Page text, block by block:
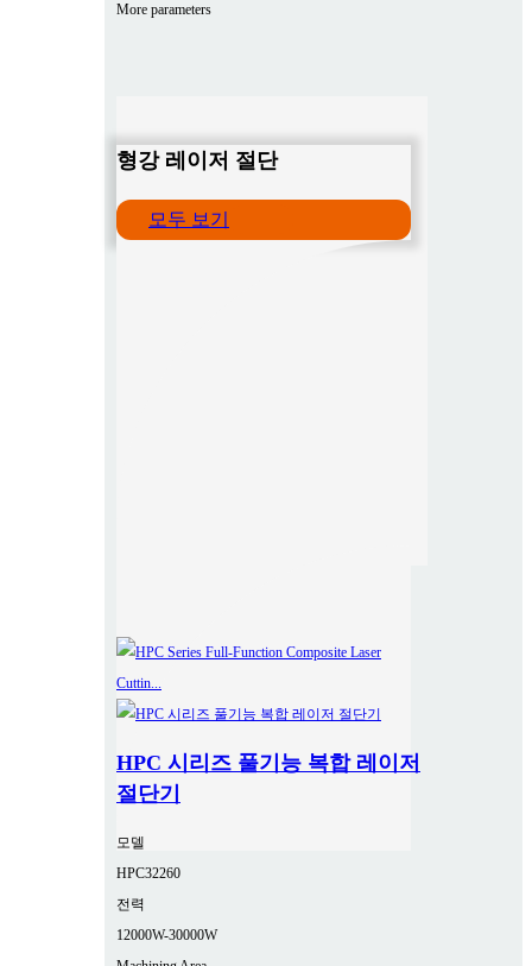
More parameters
형강 레이저 절단
모두 보기
HPC 시리즈 풀기능 복합 레이저
절단기
모델
HPC32260
전력
12000W-30000W